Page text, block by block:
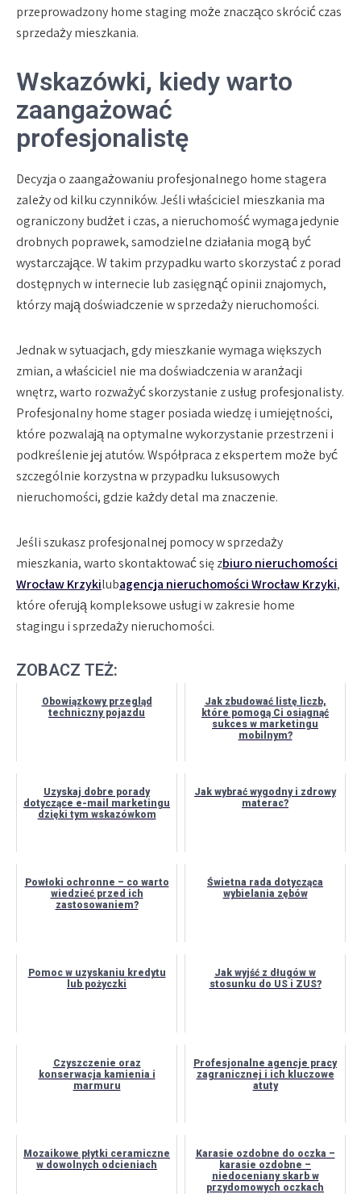
przeprowadzony home staging może znacząco skrócić czas
sprzedaży mieszkania.
Wskazówki, kiedy warto
zaangażować
profesjonalistę
Decyzja o zaangażowaniu profesjonalnego home stagera
zależy od kilku czynników. Jeśli właściciel mieszkania ma
ograniczony budżet i czas, a nieruchomość wymaga jedynie
drobnych poprawek, samodzielne działania mogą być
wystarczające. W takim przypadku warto skorzystać z porad
dostępnych w internecie lub zasięgnąć opinii znajomych,
którzy mają doświadczenie w sprzedaży nieruchomości.
Jednak w sytuacjach, gdy mieszkanie wymaga większych
zmian, a właściciel nie ma doświadczenia w aranżacji
wnętrz, warto rozważyć skorzystanie z usług profesjonalisty.
Profesjonalny home stager posiada wiedzę i umiejętności,
które pozwalają na optymalne wykorzystanie przestrzeni i
podkreślenie jej atutów. Współpraca z ekspertem może być
szczególnie korzystna w przypadku luksusowych
nieruchomości, gdzie każdy detal ma znaczenie.
Jeśli szukasz profesjonalnej pomocy w sprzedaży
mieszkania, warto skontaktować się zbiuro nieruchomości
Wrocław Krzykilubagencja nieruchomości Wrocław Krzyki,
które oferują kompleksowe usługi w zakresie home
stagingu i sprzedaży nieruchomości.
ZOBACZ TEŻ:
Obowiązkowy przegląd
techniczny pojazdu
Jak zbudować listę liczb,
które pomogą Ci osiągnąć
sukces w marketingu
mobilnym?
Uzyskaj dobre porady
dotyczące e-mail marketingu
dzięki tym wskazówkom
Jak wybrać wygodny i zdrowy
materac?
Powłoki ochronne – co warto
wiedzieć przed ich
zastosowaniem?
Świetna rada dotycząca
wybielania zębów
Pomoc w uzyskaniu kredytu
lub pożyczki
Jak wyjść z długów w
stosunku do US i ZUS?
Czyszczenie oraz
konserwacja kamienia i
marmuru
Profesjonalne agencje pracy
zagranicznej i ich kluczowe
atuty
Mozaikowe płytki ceramiczne
w dowolnych odcieniach
Karasie ozdobne do oczka –
karasie ozdobne –
niedoceniany skarb w
przydomowych oczkach